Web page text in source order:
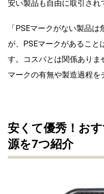
安い製品も自由に取引され
「PSEマークがない製品
が、PSEマークがあるこ
す。コスパとは関係ありま
マークの有無や製造過程を
安くて優秀！お
源を7つ紹介